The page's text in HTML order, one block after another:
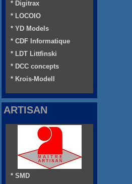
* Digitrax
* LOCOIO
* YD Models
* CDF Informatique
* LDT Littfinski
* DCC concepts
* Krois-Modell
ARTISAN
* SMD